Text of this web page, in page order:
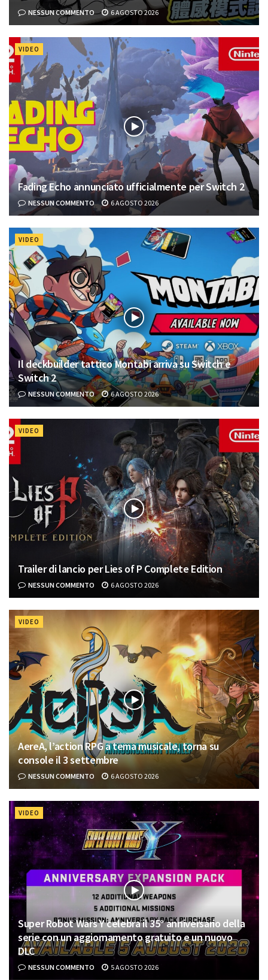
NESSUN COMMENTO 6 AGOSTO 2026
VIDEO
Fading Echo annunciato ufficialmente per Switch 2
NESSUN COMMENTO 6 AGOSTO 2026
VIDEO
Il deckbuilder tattico Montabi arriva su Switch e
Switch 2
NESSUN COMMENTO 6 AGOSTO 2026
VIDEO
Trailer di lancio per Lies of P Complete Edition
NESSUN COMMENTO 6 AGOSTO 2026
VIDEO
AereA, l’action RPG a tema musicale, torna su
console il 3 settembre
NESSUN COMMENTO 6 AGOSTO 2026
VIDEO
Super Robot Wars Y celebra il 35° anniversario della
serie con un aggiornamento gratuito e un nuovo
DLC
NESSUN COMMENTO 5 AGOSTO 2026